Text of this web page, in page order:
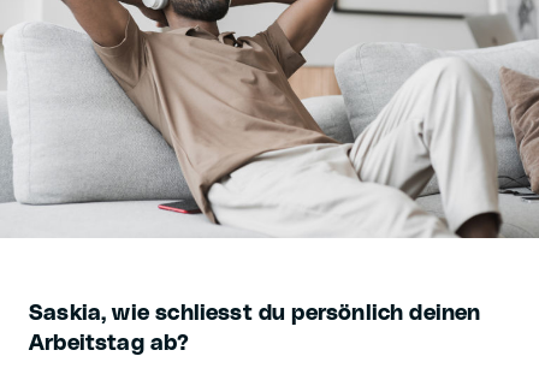
Saskia, wie schliesst du persönlich deinen
Arbeitstag ab?